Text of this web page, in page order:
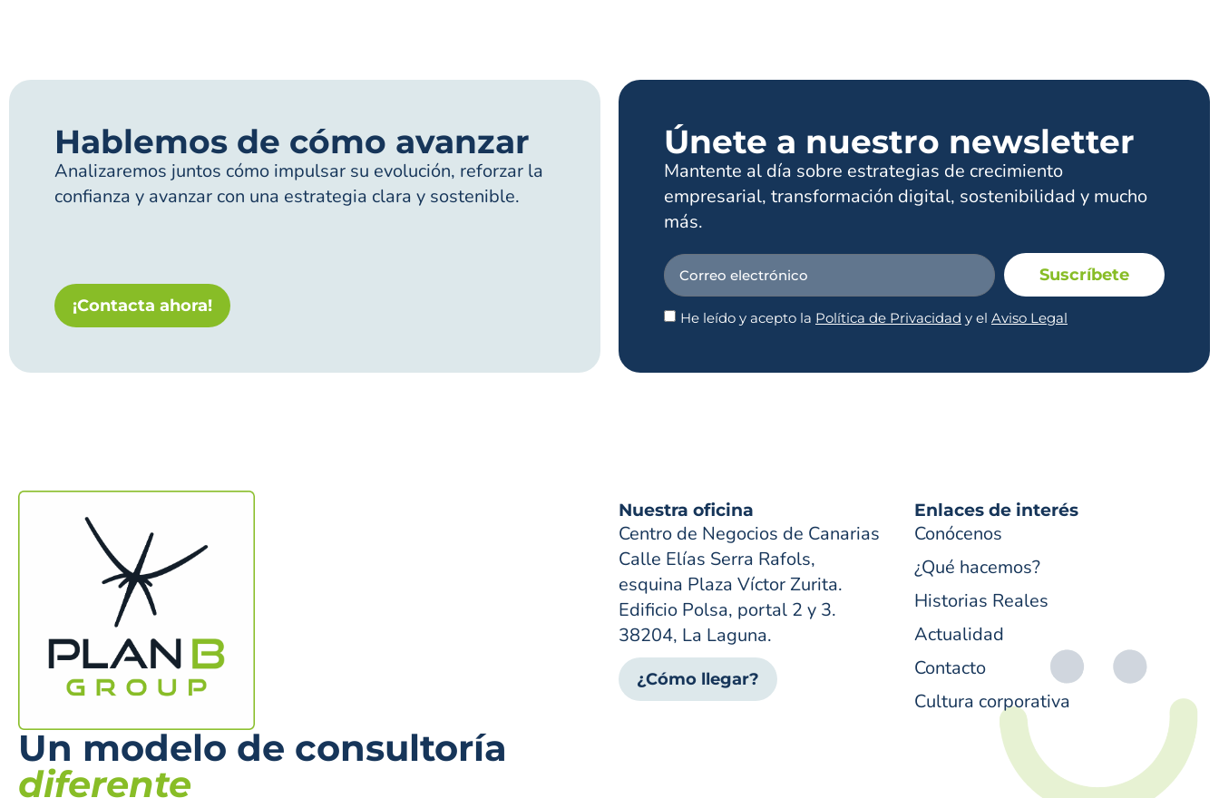
Hablemos de cómo avanzar
Analizaremos juntos cómo impulsar su evolución, reforzar la
confianza y avanzar con una estrategia clara y sostenible.
¡Contacta ahora!
Únete a nuestro newsletter
Mantente al día sobre estrategias de crecimiento
empresarial, transformación digital, sostenibilidad y mucho
más.
He leído y acepto la Política de Privacidad y el Aviso Legal
Suscríbete
Un modelo de consultoría
diferente
Nuestra oficina
Centro de Negocios de Canarias
Calle Elías Serra Rafols,
esquina Plaza Víctor Zurita.
Edificio Polsa, portal 2 y 3.
38204, La Laguna.
¿Cómo llegar?
Enlaces de interés
Conócenos
¿Qué hacemos?
Historias Reales
Actualidad
Contacto
Cultura corporativa